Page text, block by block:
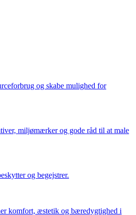
og skabe mulighed for
miljømærker og gode råd til at male
og begejstrer.
komfort, æstetik og bæredygtighed i